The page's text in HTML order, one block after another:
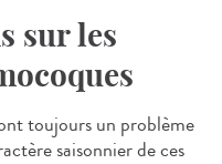
sur les
toujours un problème
saisonnier de ces